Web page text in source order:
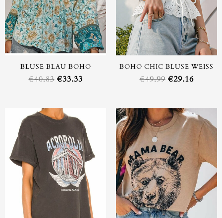
BLUSE BLAU BOHO
€40.83 €33.33
BOHO CHIC BLUSE WEISS
€49.99 €29.16